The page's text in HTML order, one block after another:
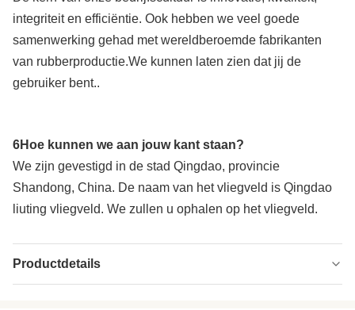
integriteit en efficiëntie. Ook hebben we veel goede
samenwerking gehad met wereldberoemde fabrikanten
van rubberproductie.We kunnen laten zien dat jij de
gebruiker bent..
6Hoe kunnen we aan jouw kant staan?
We zijn gevestigd in de stad Qingdao, provincie
Shandong, China. De naam van het vliegveld is Qingdao
liuting vliegveld. We zullen u ophalen op het vliegveld.
Productdetails